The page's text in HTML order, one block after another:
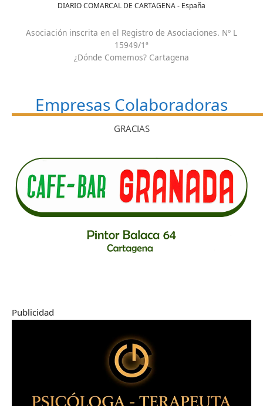
DIARIO COMARCAL DE CARTAGENA - España
Asociación inscrita en el Registro de Asociaciones. Nº L
15949/1ª
¿Dónde Comemos? Cartagena
Empresas Colaboradoras
GRACIAS
Publicidad